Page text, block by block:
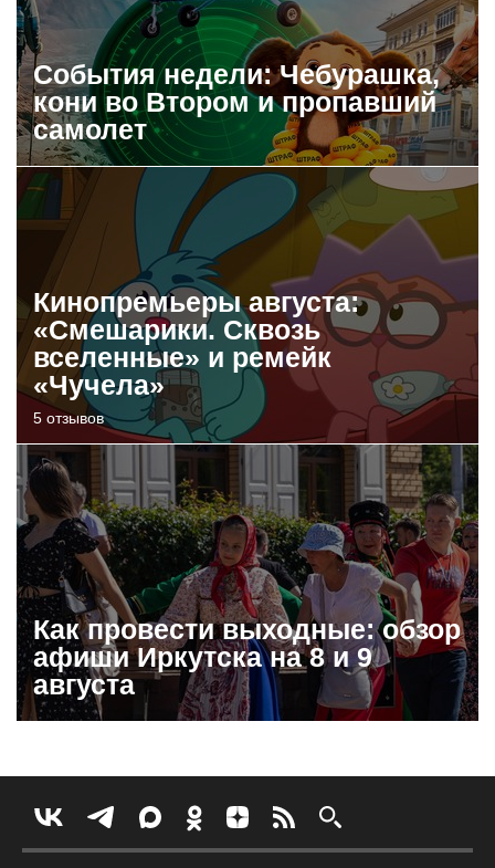
События недели: Чебурашка,
кони во Втором и пропавший
самолет
Кинопремьеры августа:
«Смешарики. Сквозь
вселенные» и ремейк
«Чучела»
5 отзывов
Как провести выходные: обзор
афиши Иркутска на 8 и 9
августа